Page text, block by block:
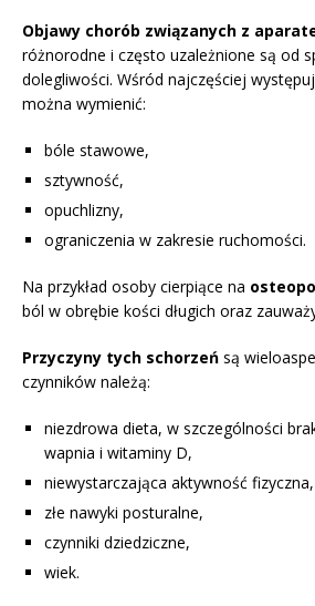
Objawy chorób związanych z
różnorodne i często uzależnione są od
dolegliwości. Wśród najczęściej
można wymienić:
bóle stawowe,
sztywność,
opuchlizny,
ograniczenia w zakresie ruchomości.
Na przykład osoby cierpiące na
ból w obrębie kości długich oraz
Przyczyny tych schorzeń są
czynników należą:
niezdrowa dieta, w szczególności
wapnia i witaminy D,
niewystarczająca aktywność fizyczna,
złe nawyki posturalne,
czynniki dziedziczne,
wiek.